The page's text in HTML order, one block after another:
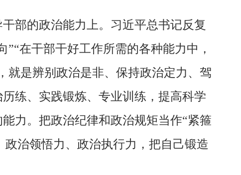
部的政治能力上。习近平总书记反复
在干部干好工作所需的各种能力中，
就是辨别政治是非、保持政治定力、驾
练、实践锻炼、专业训练，提高科学
力。把政治纪律和政治规矩当作“紧箍
政治领悟力、政治执行力，把自己锻造